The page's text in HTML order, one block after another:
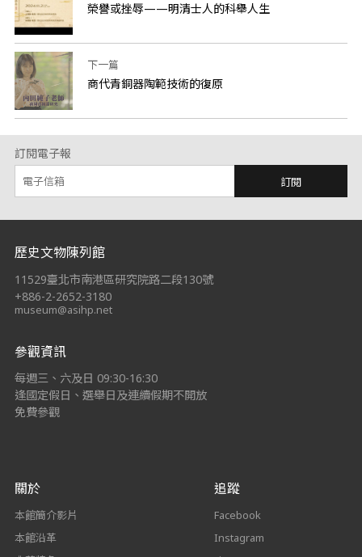
榮譽或挫辱——明清士人的科舉人生
下一篇
商代青銅器陶範技術的復原
訂閱電子報
訂閱
:::
歷史文物陳列館
11529臺北市南港區研究院路二段130號
+886-2-2652-3180
museum@asihp.net
參觀資訊
每週三、六及日 09:30-16:30
逢國定假日、選舉日及連續假期不開放
免費參觀
關於
本館簡介影片
本館沿革
追蹤
Facebook
Instagram